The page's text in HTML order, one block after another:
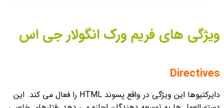
ویژگی های فریم ورک انگولار جی اس
Directives
دایرکتیوها این ویژگی در واقع پسوند HTML را فعال می کند. این